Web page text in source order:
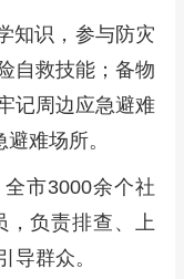
知识，参与防灾
自救技能；备物
记周边应急避难
难场所。
市3000余个社
，负责排查、上
导群众。